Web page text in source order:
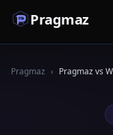
Pragmaz
Pragmaz › Pragmaz vs